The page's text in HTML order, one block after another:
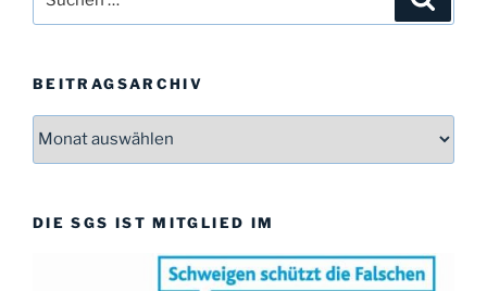
s
nach:
BEITRAGSARCHIV
Beitragsarchiv
DIE SGS IST MITGLIED IM